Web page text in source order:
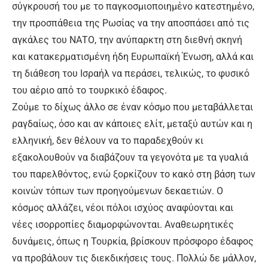
σύγκρουσή του με το παγκοσμιοποιημένο κατεστημένο,
την προσπάθεια της Ρωσίας να την αποσπάσει από τις
αγκάλες του ΝΑΤΟ, την ανύπαρκτη στη διεθνή σκηνή
και κατακερματισμένη ήδη Ευρωπαϊκή Ένωση, αλλά και
τη διάθεση του Ισραήλ να περάσει, τελικώς, το φυσικό
του αέριο από το τουρκικό έδαφος.
Ζούμε το δίχως άλλο σε έναν κόσμο που μεταβάλλεται
ραγδαίως, όσο και αν κάποιες ελίτ, μεταξύ αυτών και η
ελληνική, δεν θέλουν να το παραδεχθούν κι
εξακολουθούν να διαβάζουν τα γεγονότα με τα γυαλιά
του παρελθόντος, ενώ ξορκίζουν το κακό στη βάση των
κοινών τόπων των προηγούμενων δεκαετιών. Ο
κόσμος αλλάζει, νέοι πόλοι ισχύος αναφύονται και
νέες ισορροπίες διαμορφώνονται. Αναθεωρητικές
δυνάμεις, όπως η Τουρκία, βρίσκουν πρόσφορο έδαφος
να προβάλουν τις διεκδικήσεις τους. Πολλώ δε μάλλον,